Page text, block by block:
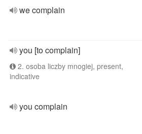
we complain
you [to complain]
2. osoba liczby mnogiej, present,
indicative
you complain